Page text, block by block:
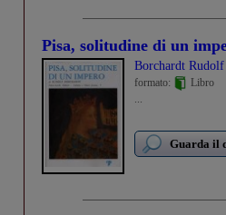
Pisa, solitudine di un
Borchardt Rudolf
formato:
Libro
...
Guarda il